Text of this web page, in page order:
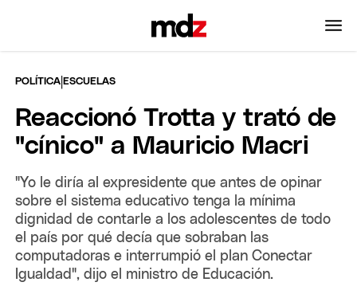
POLÍTICA |ESCUELAS
Reaccionó Trotta y trató de
"cínico" a Mauricio Macri
"Yo le diría al expresidente que antes de opinar
sobre el sistema educativo tenga la mínima
dignidad de contarle a los adolescentes de todo
el país por qué decía que sobraban las
computadoras e interrumpió el plan Conectar
Igualdad", dijo el ministro de Educación.